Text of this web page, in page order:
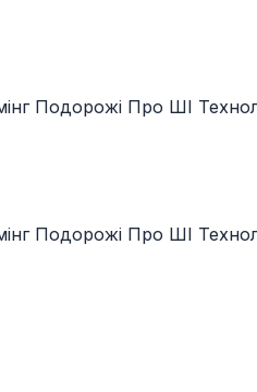
Подорожі Про ШІ
Подорожі Про ШІ